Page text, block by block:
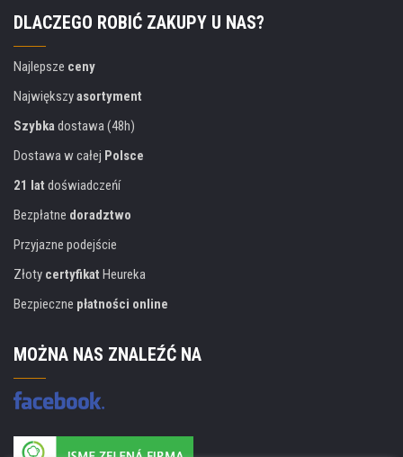
DLACZEGO ROBIĆ ZAKUPY U NAS?
Najlepsze ceny
Największyasortyment
Szybkadostawa (48h)
Dostawa w całej Polsce
21 lat doświadczeńí
Bezpłatne doradztwo
Przyjazne podejście
Złoty certyfikat Heureka
Bezpieczne płatności online
MOŻNA NAS ZNALEŹĆ NA